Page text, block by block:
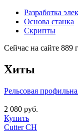
Разработка
Основа станка
Скрипты
Сейчас на сайте 889
Хиты
Рельсовая
2 080 руб.
Купить
Cutter CH